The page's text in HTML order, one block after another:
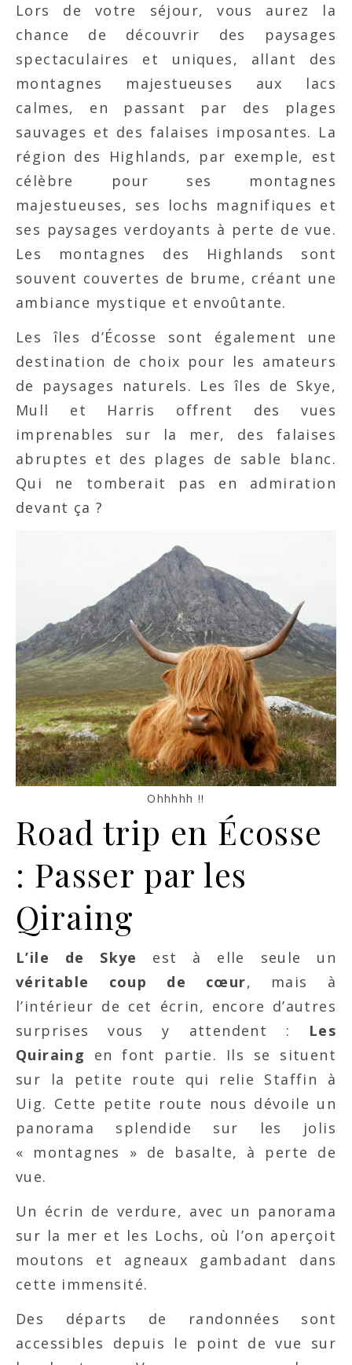
Lors de votre séjour, vous aurez la
chance de découvrir des paysages
spectaculaires et uniques, allant des
montagnes majestueuses aux lacs
calmes, en passant par des plages
sauvages et des falaises imposantes. La
région des Highlands, par exemple, est
célèbre pour ses montagnes
majestueuses, ses lochs magnifiques et
ses paysages verdoyants à perte de vue.
Les montagnes des Highlands sont
souvent couvertes de brume, créant une
ambiance mystique et envoûtante.
Les îles d’Écosse sont également une
destination de choix pour les amateurs
de paysages naturels. Les îles de Skye,
Mull et Harris offrent des vues
imprenables sur la mer, des falaises
abruptes et des plages de sable blanc.
Qui ne tomberait pas en admiration
devant ça ?
Ohhhhh !!
Road trip en Écosse
: Passer par les
Qiraing
L’ile de Skye
est à elle seule un
véritable coup de cœur, mais à
l’intérieur de cet écrin, encore d’autres
surprises vous y attendent : Les
Quiraing en font partie. Ils se situent
sur la petite route qui relie Staffin à
Uig. Cette petite route nous dévoile un
panorama splendide sur les jolis
« montagnes » de basalte, à perte de
vue.
Un écrin de verdure, avec un panorama
sur la mer et les Lochs, où l’on aperçoit
moutons et agneaux gambadant dans
cette immensité.
Des départs de randonnées sont
accessibles depuis le point de vue sur